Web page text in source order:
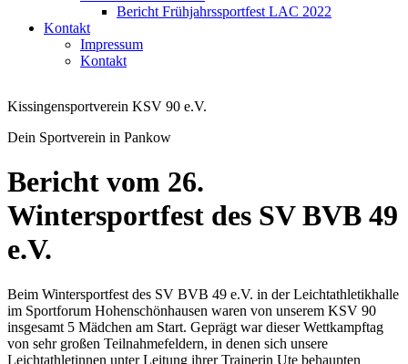
Bericht Frühjahrssportfest LAC 2022
Kontakt
Impressum
Kontakt
Kissingensportverein KSV 90 e.V.
Dein Sportverein in Pankow
Bericht vom 26.
Wintersportfest des SV BVB 49
e.V.
Beim Wintersportfest des SV BVB 49 e.V. in der Leichtathletikhalle
im Sportforum Hohenschönhausen waren von unserem KSV 90
insgesamt 5 Mädchen am Start. Geprägt war dieser Wettkampftag
von sehr großen Teilnahmefeldern, in denen sich unsere
Leichtathletinnen unter Leitung ihrer Trainerin Ute behaupten